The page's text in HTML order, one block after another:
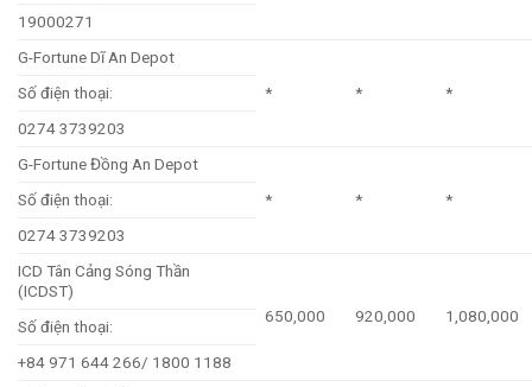
19000271
G-Fortune Dĩ An Depot
*
* *
Số điện thoại:
0274 3739203
G-Fortune Đồng An Depot
*
* *
Số điện thoại:
0274 3739203
ICD Tân Cảng Sóng Thần
(ICDST)
650,000
920,000 1,080,000
Số điện thoại:
+84 971 644 266/ 1800 1188